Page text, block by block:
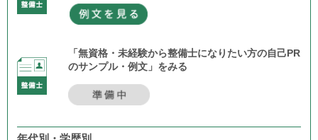
「無資格・未経験から整備士になりたい方の自己PR
のサンプル・例文」をみる